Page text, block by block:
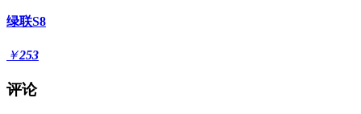
绿联S8
￥253
评论